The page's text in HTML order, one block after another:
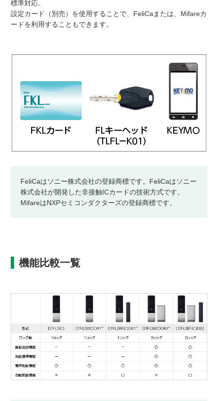
標準対応。
設定カード（別売）を使用することで、FeliCaまたは、Mifareカ
ードを利用することもできます。
FeliCaはソニー株式会社の登録商標です。FeliCaはソニー
株式会社が開発した非接触ICカードの技術方式です。
MifareはNXPセミコンダクターズの登録商標です。
機能比較一覧